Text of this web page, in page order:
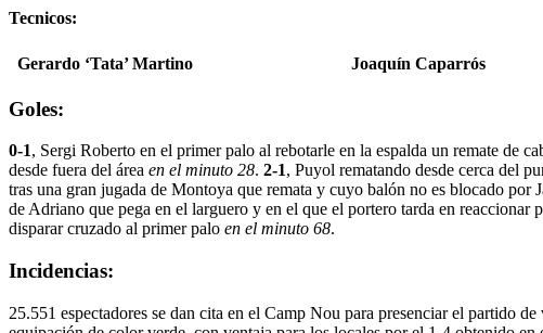
Tecnicos:
Gerardo ‘Tata’ Martino Joaquín Caparrós
Goles:
0-1, Sergi Roberto en el primer palo al rebotarle en la espalda un remate de
desde fuera del área en el minuto 28. 2-1, Puyol rematando desde cerca del
tras una gran jugada de Montoya que remata y cuyo balón no es blocado por
de Adriano que pega en el larguero y en el que el portero tarda en reaccionar
disparar cruzado al primer palo en el minuto 68.
Incidencias:
25.551 espectadores se dan cita en el Camp Nou para presenciar el partido